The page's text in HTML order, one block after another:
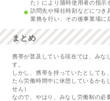
た）により随時使用者の指示
訪問先や帰社時刻などにつき
業務を行い、その後事業場に
まとめ
携帯が普及している現在では、みな
す。
しかし、携帯を持っていたとしても
たら労働時間中に休憩しているかも
せん）
なので、やはり、みなし労働制の必